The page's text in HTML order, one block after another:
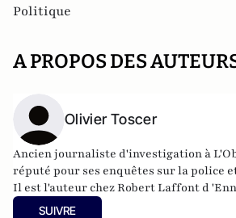
Politique
A PROPOS DES
Olivier Toscer
Ancien journaliste d'investigation à
réputé pour ses enquêtes sur la police
Il est l'auteur chez Robert Laffont d
2019.SUIVRE